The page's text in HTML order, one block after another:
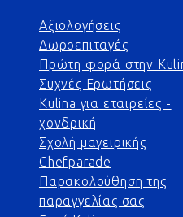
Αξιολογήσεις
Δωροεπιταγές
Πρώτη φορά στην
Συχνές Ερωτήσεις
Kulina για εταιρείες -
χονδρική
Σχολή μαγειρικής
Chefparade
Παρακολούθηση της
παραγγελίας σας